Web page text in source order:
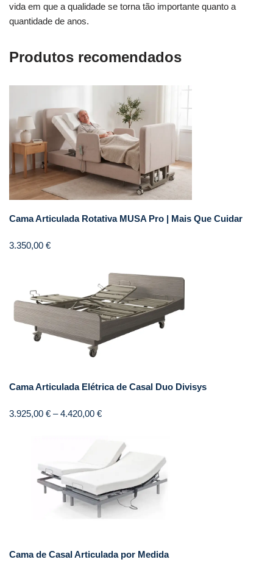
vida em que a qualidade se torna tão importante quanto a
quantidade de anos.
Produtos recomendados
Cama Articulada Rotativa MUSA Pro | Mais Que Cuidar
3.350,00 €
Cama Articulada Elétrica de Casal Duo Divisys
3.925,00 € – 4.420,00 €
Cama de Casal Articulada por Medida